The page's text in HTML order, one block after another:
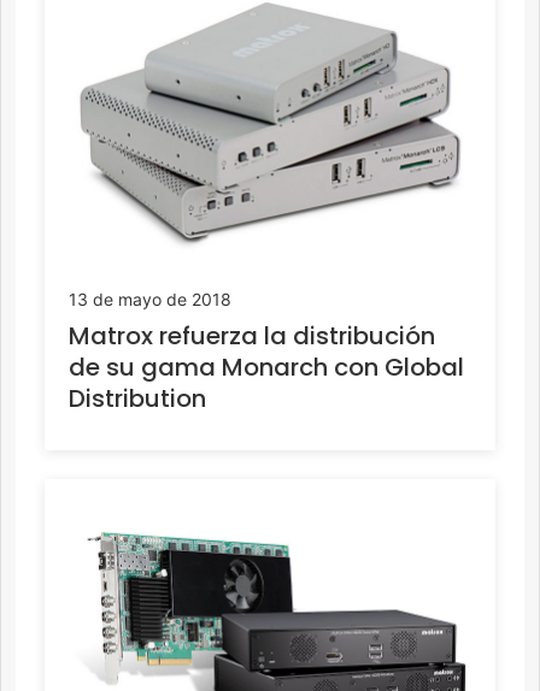
13 de mayo de 2018
Matrox refuerza la distribución
de su gama Monarch con Global
Distribution